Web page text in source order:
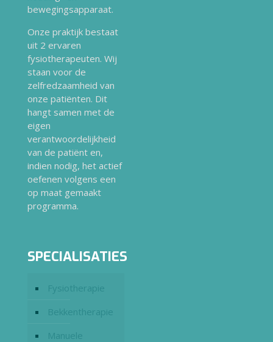
bewegingsapparaat.
Onze praktijk bestaat
uit 2 ervaren
fysiotherapeuten. Wij
staan voor de
zelfredzaamheid van
onze patiënten. Dit
hangt samen met de
eigen
verantwoordelijkheid
van de patiënt en,
indien nodig, het actief
oefenen volgens een
op maat gemaakt
programma.
SPECIALISATIES
Fysiotherapie
Bekkentherapie
Manuele